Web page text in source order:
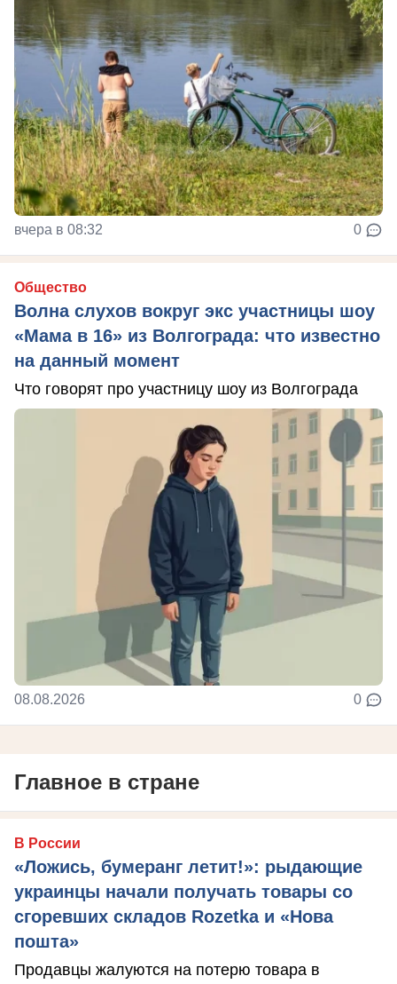
вчера в 08:32 0
Общество
Волна слухов вокруг экс участницы шоу
«Мама в 16» из Волгограда: что известно
на данный момент
Что говорят про участницу шоу из Волгограда
08.08.2026 0
Главное в стране
В России
«Ложись, бумеранг летит!»: рыдающие
украинцы начали получать товары со
сгоревших складов Rozetka и «Нова
пошта»
Продавцы жалуются на потерю товара в